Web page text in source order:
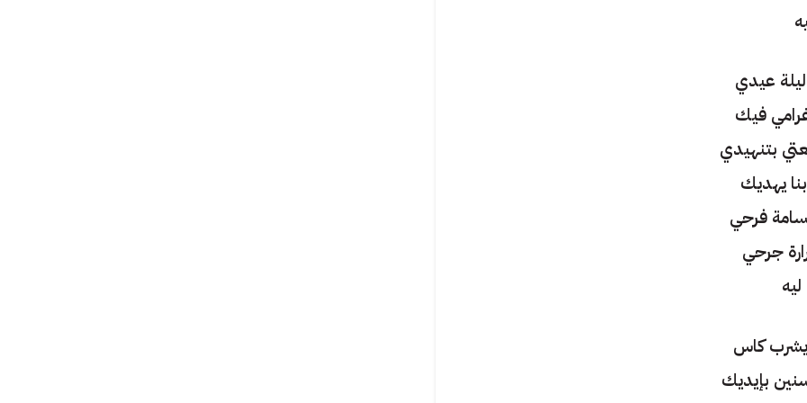
عيدي
فيك
بتنهيدي
يهديك
فرحي
جرحي
يشرب كاس
بإيديك